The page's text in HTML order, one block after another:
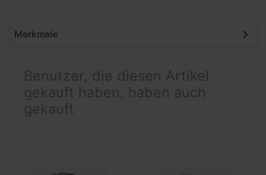
Merkmale
Benutzer, die diesen Artikel
gekauft haben, haben auch
gekauft